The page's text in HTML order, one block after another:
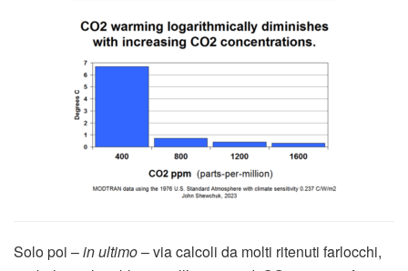
Solo poi –in ultimo– via calcoli da molti ritenuti farlocchi,